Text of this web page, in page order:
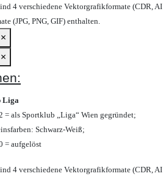
4 verschiedene Vektorgrafikformate (CDR, AI
(JPG, PNG, GIF) enthalten.
×
×
Liga
= als Sportklub „Liga“ Wien gegründet;
Schwarz-Weiß;
= aufgelöst
4 verschiedene Vektorgrafikformate (CDR, AI